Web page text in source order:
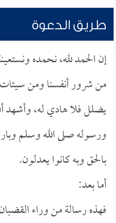
طريق الدعوة
إن الحمد لله، نحمده
من شرور أنفسنا ومن سيئات
يضلل فلا هادي له، وأشهد
ورسوله صلى الله وسلم
بالحق وبه كانوا يعدلون.
أما بعد:
فهذه رسالة من وراء